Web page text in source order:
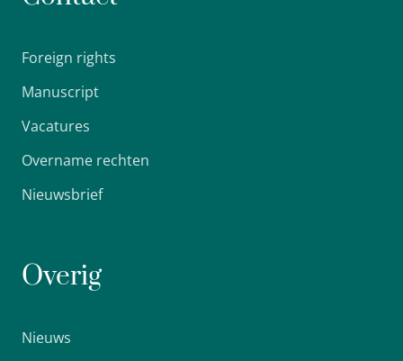
Foreign rights
Manuscript
Vacatures
Overname rechten
Nieuwsbrief
Overig
Nieuws